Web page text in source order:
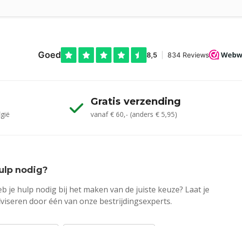
Gratis verzending
vanaf € 60,- (anders € 5,95)
nodig?
je hulp nodig bij het maken van de juiste keuze? Laat je
door één van onze bestrijdingsexperts.